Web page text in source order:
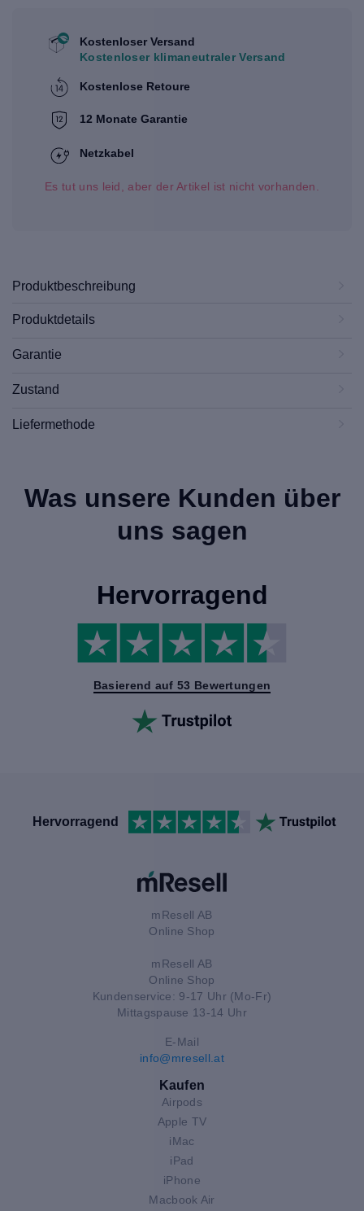
Kostenloser Versand
Kostenloser klimaneutraler Versand
Kostenlose Retoure
12 Monate Garantie
Netzkabel
Es tut uns leid, aber der Artikel ist nicht vorhanden.
Produktbeschreibung
Produktdetails
Garantie
Zustand
Liefermethode
Was unsere Kunden über
uns sagen
Hervorragend
Basierend auf 53 Bewertungen
Hervorragend
mResell AB
Online Shop
mResell AB
Online Shop
Kundenservice: 9-17 Uhr (Mo-Fr)
Mittagspause 13-14 Uhr
E-Mail
info@mresell.at
Kaufen
Airpods
Apple TV
iMac
iPad
iPhone
Macbook Air